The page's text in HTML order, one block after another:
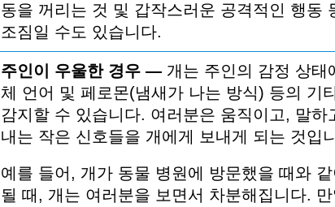
동을 꺼리는 것 및 갑작스러운 공격적인 행동
조짐일 수도 있습니다.
주인이 우울한 경우 — 개는 주인의 감정 상태
체 언어 및 페로몬(냄새가 나는 방식) 등의 기
감지할 수 있습니다. 여러분은 움직이고, 말하
내는 작은 신호들을 개에게 보내게 되는 것입
예를 들어 , 개가 동물 병원에 방문했을 때와 같
될 때 , 개는 여러분을 보면서 차분해집니다.